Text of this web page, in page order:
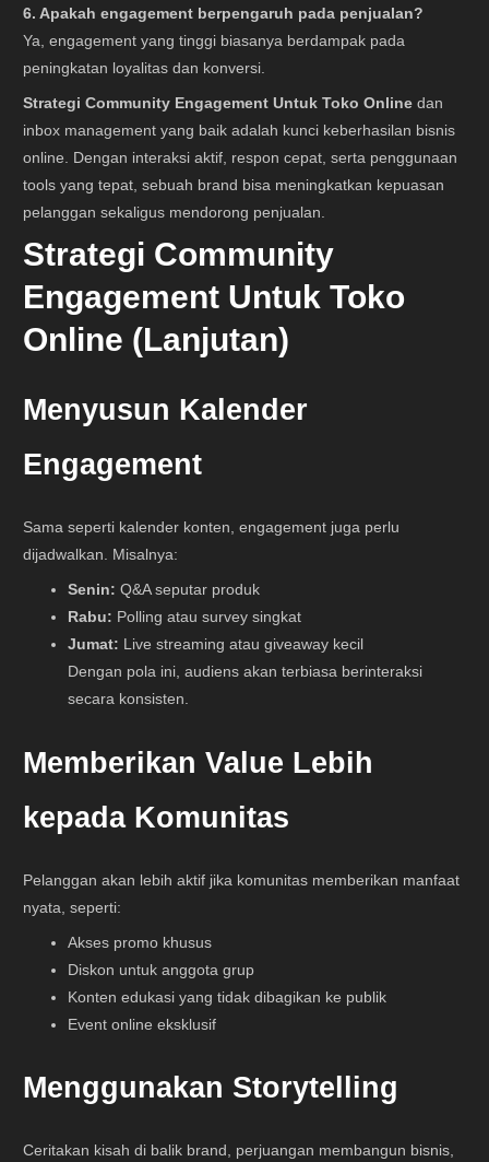
6. Apakah engagement berpengaruh pada penjualan?
Ya, engagement yang tinggi biasanya berdampak pada
peningkatan loyalitas dan konversi.
Strategi Community Engagement Untuk Toko Online dan
inbox management yang baik adalah kunci keberhasilan bisnis
online. Dengan interaksi aktif, respon cepat, serta penggunaan
tools yang tepat, sebuah brand bisa meningkatkan kepuasan
pelanggan sekaligus mendorong penjualan.
Strategi Community
Engagement Untuk Toko
Online (Lanjutan)
Menyusun Kalender
Engagement
Sama seperti kalender konten, engagement juga perlu
dijadwalkan. Misalnya:
Senin: Q&A seputar produk
Rabu: Polling atau survey singkat
Jumat: Live streaming atau giveaway kecil
Dengan pola ini, audiens akan terbiasa berinteraksi
secara konsisten.
Memberikan Value Lebih
kepada Komunitas
Pelanggan akan lebih aktif jika komunitas memberikan manfaat
nyata, seperti:
Akses promo khusus
Diskon untuk anggota grup
Konten edukasi yang tidak dibagikan ke publik
Event online eksklusif
Menggunakan Storytelling
Ceritakan kisah di balik brand, perjuangan membangun bisnis,